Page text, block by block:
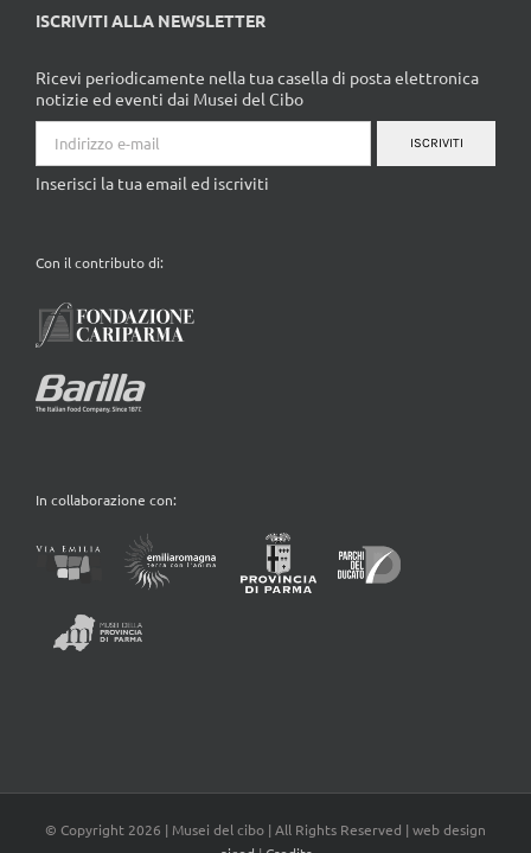
ISCRIVITI ALLA NEWSLETTER
Ricevi periodicamente nella tua casella di posta elettronica
notizie ed eventi dai Musei del Cibo
ISCRIVITI
Inserisci la tua email ed iscriviti
Con il contributo di:
In collaborazione con:
© Copyright 2026 | Musei del cibo | All Rights Reserved | web design